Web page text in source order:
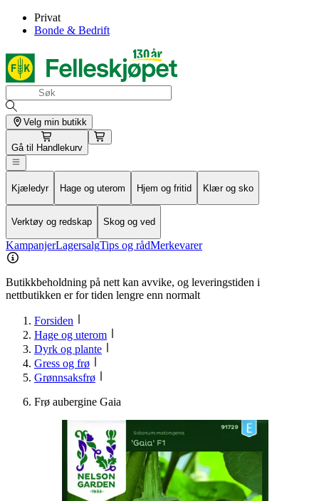
Privat
Bonde & Bedrift
Velg min butikk
Gå til Handlekurv
Kjæledyr Hage og uterom Hjem og fritid Klær og sko
Verktøy og redskap Skog og ved
KampanjerLagersalgTips og rådMerkevarer
Butikkbeholdning på nett kan avvike, og leveringstiden i
nettbutikken er for tiden lengre enn normalt
Forsiden
Hage og uterom
Dyrk og plante
Gress og frø
Grønnsaksfrø
Frø aubergine Gaia